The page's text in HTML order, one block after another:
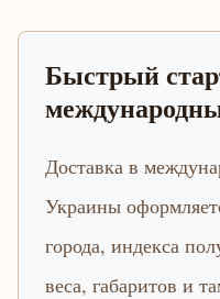
Быстрый
Доставка в
Украины
города, индекса
веса, габаритов и